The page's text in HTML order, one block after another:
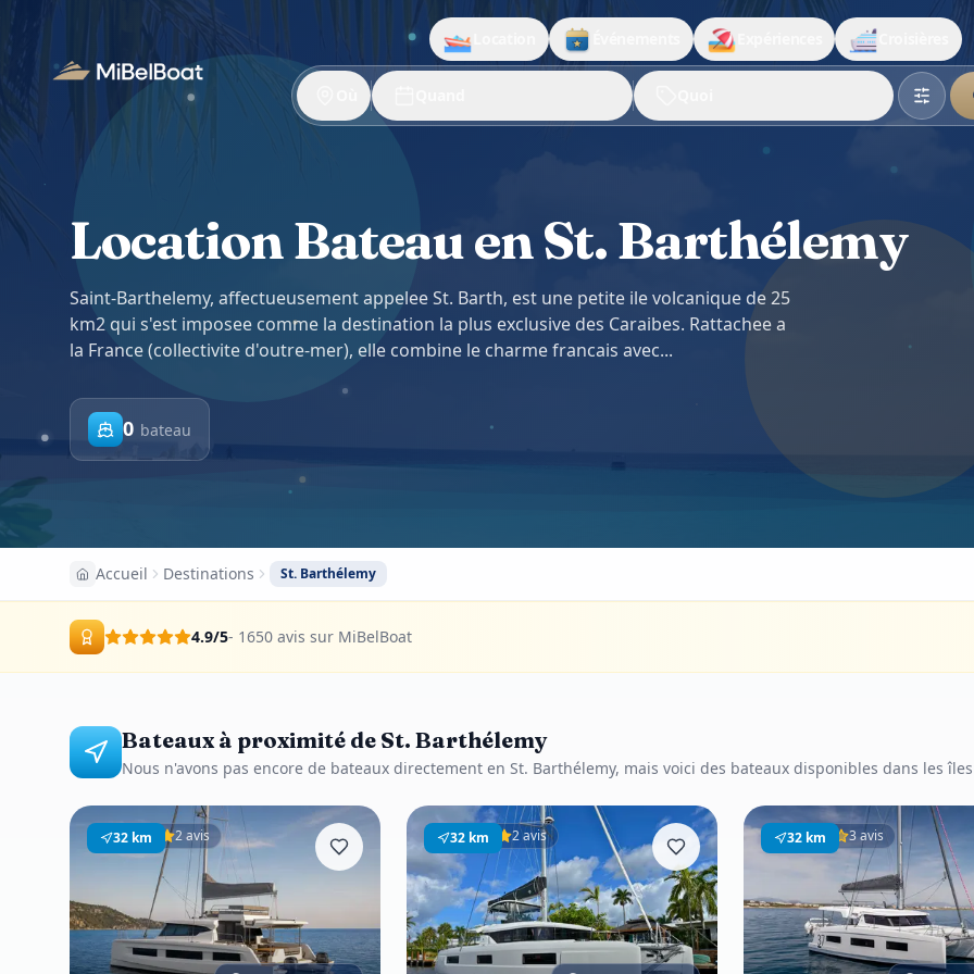
Aller au contenu principal
Location Bateau en St. Barthélemy
Saint-Barthelemy, affectueusement appelee St. Barth, est une petite ile volcanique de 25
km2 qui s'est imposee comme la destination la plus exclusive des Caraibes. Rattachee a
la France (collectivite d'outre-mer), elle combine le charme francais avec...
0 bateau
Accueil Destinations St. Barthélemy
4.9/5- 1650 avis sur MiBelBoat
Bateaux à proximité de St. Barthélemy
Nous n'avons pas encore de bateaux directement en St. Barthélemy, mais voici des bateaux disponibles dans les
2 avis
32 km 2 avis
32 km 3 avis
32 km